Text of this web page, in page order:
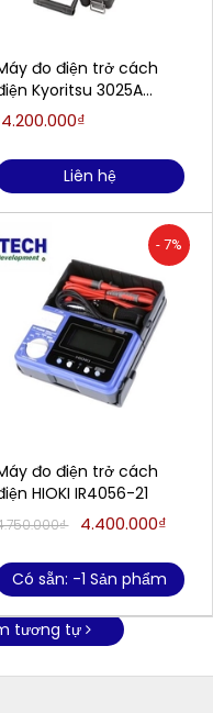
đo điện trở cách
Kyoritsu 3025A
100.0GΩ)
Liên hệ
- 7%
đo điện trở cách
HIOKI IR4056-21
4.400.000₫
Có sẵn: -1 Sản phẩm
tương tự